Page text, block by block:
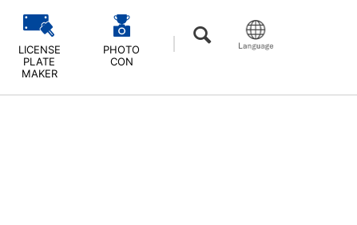
LICENSE
PLATE
MAKER
PHOTO
CON